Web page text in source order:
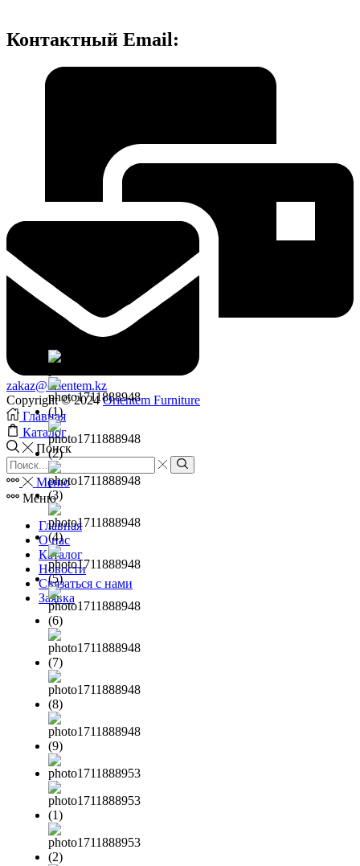
Контактный Email:
zakaz@orientem.kz
Copyright © 2024Orientem Furniture
Главная
Каталог
Поиск
Search
input
Search
Меню
Меню
Главная
О нас
Каталог
Новости
Связаться с нами
Заявка